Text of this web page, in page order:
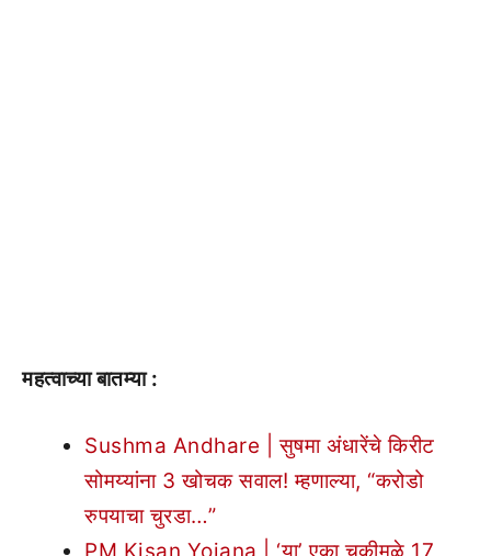
महत्वाच्या बातम्या :
Sushma Andhare | सुषमा अंधारेंचे किरीट
सोमय्यांना 3 खोचक सवाल! म्हणाल्या, “करोडो
रुपयाचा चुरडा…”
PM Kisan Yojana | ‘या’ एका चुकीमुळे 17